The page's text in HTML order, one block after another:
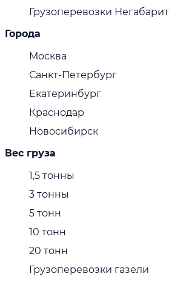
Грузоперевозки Негабарит
Города
Москва
Санкт-Петербург
Екатеринбург
Краснодар
Новосибирск
Вес груза
1,5 тонны
3 тонны
5 тонн
10 тонн
20 тонн
Грузоперевозки газели